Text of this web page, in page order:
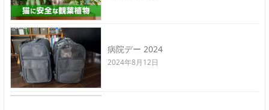
病院デー 2024
2024年8月12日